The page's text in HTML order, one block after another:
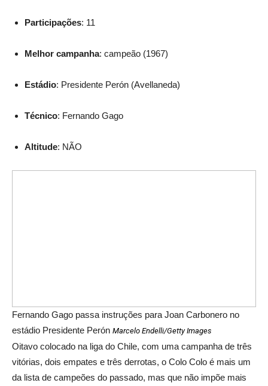
Participações: 11
Melhor campanha: campeão (1967)
Estádio: Presidente Perón (Avellaneda)
Técnico: Fernando Gago
Altitude: NÃO
Fernando Gago passa instruções para Joan Carbonero no
estádio Presidente Perón Marcelo Endelli/Getty Images
Oitavo colocado na liga do Chile, com uma campanha de três
vitórias, dois empates e três derrotas, o Colo Colo é mais um
da lista de campeões do passado, mas que não impõe mais